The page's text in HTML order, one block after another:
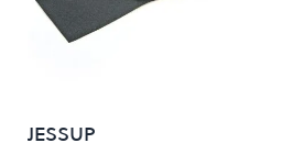
JESSUP